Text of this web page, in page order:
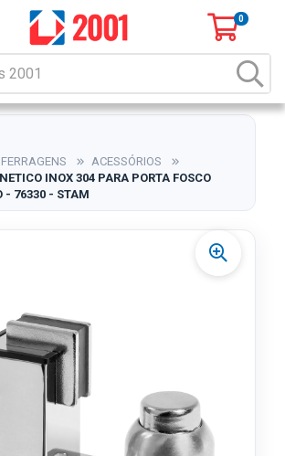
0
FERRAGENS
ACESSÓRIOS
INOX 304 PARA PORTA FOSCO
- 76330 - STAM